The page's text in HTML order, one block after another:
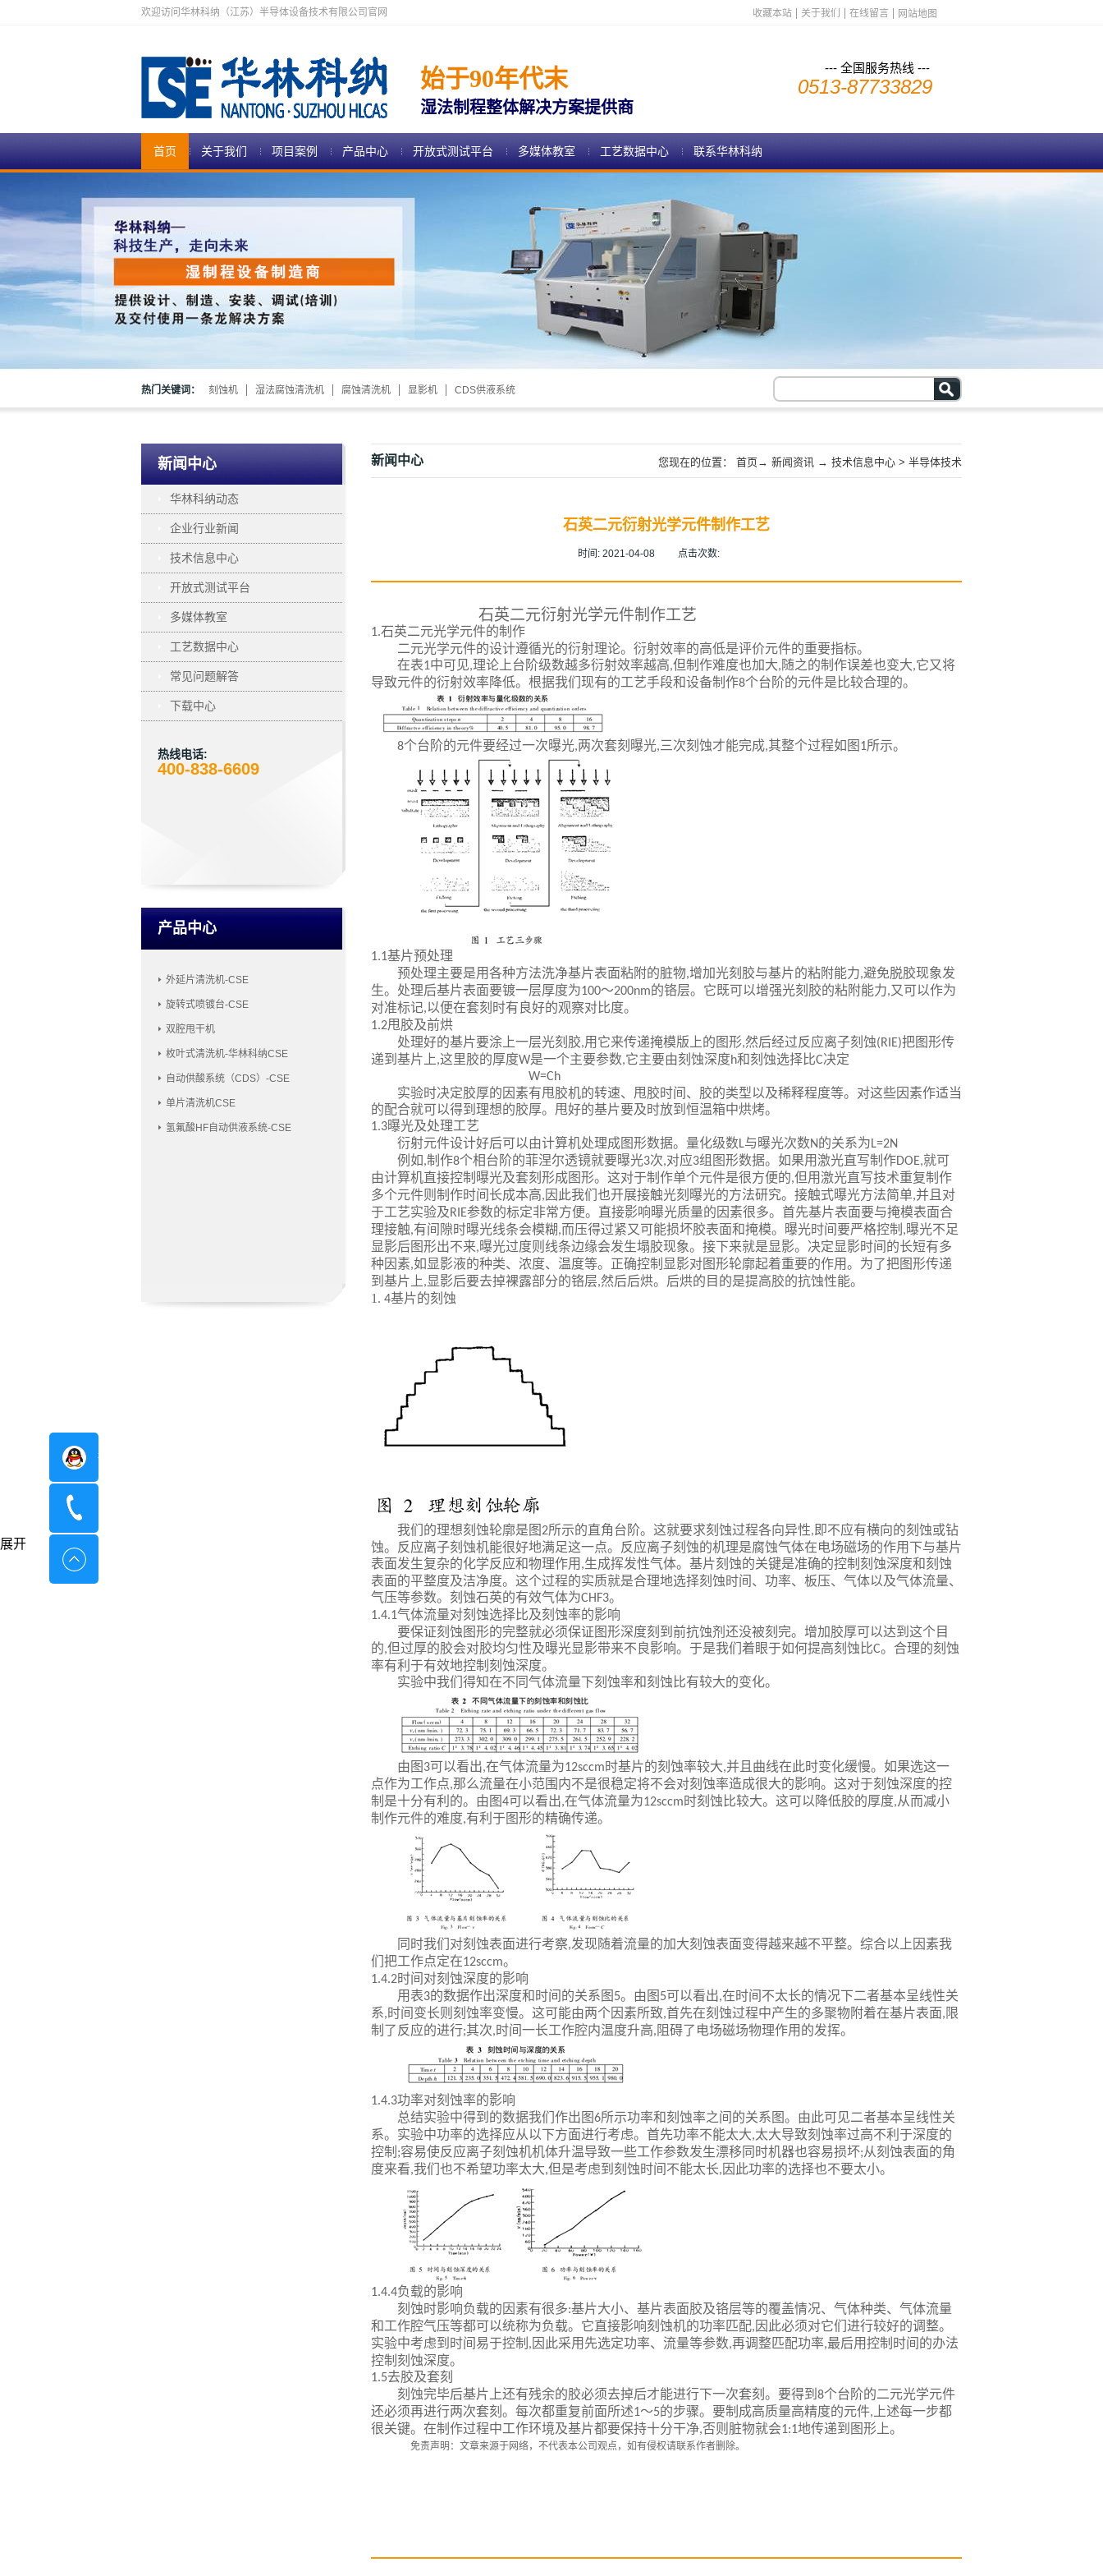
欢迎访问华林科纳（江苏）半导体设备技术有限公司官网 收藏本站 关于我们 在线留言 网站地图
始于90年代末
湿法制程整体解决方案提供商
--- 全国服务热线 ---
0513-87733829
首页 关于我们 项目案例 产品中心 开放式测试平台 多媒体教室 工艺数据中心 联系华林科纳
热门关键词： 刻蚀机 湿法腐蚀清洗机 腐蚀清洗机 显影机 CDS供液系统
新闻中心
华林科纳动态
企业行业新闻
技术信息中心
开放式测试平台
多媒体教室
工艺数据中心
常见问题解答
下载中心
热线电话:
400-838-6609
产品中心
外延片清洗机-CSE
旋转式喷镀台-CSE
双腔甩干机
枚叶式清洗机-华林科纳CSE
自动供酸系统（CDS）-CSE
单片清洗机CSE
氢氟酸HF自动供液系统-CSE
新闻中心 您现在的位置： 首页→ 新闻资讯 → 技术信息中心 > 半导体技术
石英二元衍射光学元件制作工艺
时间: 2021-04-08 点击次数:
石英二元衍射光学元件制作工艺
1.石英二元光学元件的制作
二元光学元件的设计遵循光的衍射理论。衍射效率的高低是评价元件的重要指标。
在表1中可见,理论上台阶级数越多衍射效率越高,但制作难度也加大, 随之的制作误差也变大,它又将
导致元件的衍射效率降低。根据我们现有的工艺手段和设备制作8个台阶的元件是比较合理的。
8个台阶的元件要经过一次曝光,两次套刻曝光,三次刻蚀才能完成,其整个过程如图 1所示。
1.1基片预处理
预处理主要是用各种方法洗净基片表面粘附的脏物,增加光刻胶与基片的粘附能力,避免脱胶现象发
生。处理后基片表面要镀一层厚度为100～200nm的铬层。它既可以增强光刻胶的粘附能力,又可以作为
对准标记,以便在套刻时有良好的观察对比度。
1.2甩胶及前烘
处理好的基片要涂上一层光刻胶,用它来传递掩模版上的图形,然后经过反应离子刻蚀(RIE)把图形传
递到基片上,这里胶的厚度W是一个主要参数,它主要由刻蚀深度h和刻蚀选择比C决定
W=Ch
实验时决定胶厚的因素有甩胶机的转速、甩胶时间、胶的类型以及稀释程度等。对这些因素作适当
的配合就可以得到理想的胶厚。甩好的基片要及时放到恒温箱中烘烤。
1.3曝光及处理工艺
衍射元件设计好后可以由计算机处理成图形数据。量化级数L与曝光次数N的关系为L=2N
例如,制作8个相台阶的菲涅尔透镜就要曝光3次,对应3组图形数据。如果用激光直写制作DOE,就可
由计算机直接控制曝光及套刻形成图形。这对于制作单个元件是很方便的,但用激光直写技术重复制作
多个元件则制作时间长成本高, 因此我们也开展接触光刻曝光的方法研究。接触式曝光方法简单,并且对
于工艺实验及RIE参数的标定非常方便。直接影响曝光质量的因素很多。首先基片表面要与掩模表面合
理接触,有间隙时曝光线条会模糊,而压得过紧又可能损坏胶表面和掩模。曝光时间要严格控制 ,曝光不足
显影后图形出不来,曝光过度则线条边缘会发生塌胶现象。接下来就是显影。决定显影时间的长短有多
种因素,如显影液的种类、浓度、温度等。正确控制显影对图形轮廓起着重要的作用。为了把图形传递
到基片上,显影后要去掉裸露部分的铬层,然后后烘。后烘的目的是提高胶的抗蚀性能。
1. 4基片的刻蚀
我们的理想刻蚀轮廓是图2所示的直角台阶。这就要求刻蚀过程各向异性, 即不应有横向的刻蚀或钻
蚀。反应离子刻蚀机能很好地满足这一点。反应离子刻蚀的机理是腐蚀气体在电场磁场的作用下与基片
表面发生复杂的化学反应和物理作用 ,生成挥发性气体。基片刻蚀的关键是准确的控制刻蚀深度和刻蚀
表面的平整度及洁净度。这个过程的实质就是合理地选择刻蚀时间、功率、板压、气体以及气体流量、
气压等参数。刻蚀石英的有效气体为CHF3。
1.4.1气体流量对刻蚀选择比及刻蚀率的影响
要保证刻蚀图形的完整就必须保证图形深度刻到前抗蚀剂还没被刻完。增加胶厚可以达到这个目
的,但过厚的胶会对胶均匀性及曝光显影带来不良影响。于是我们着眼于如何提高刻蚀比C。合理的刻蚀
率有利于有效地控制刻蚀深度。
实验中我们得知在不同气体流量下刻蚀率和刻蚀比有较大的变化。
由图 3可以看出,在气体流量为12sccm时基片的刻蚀率较大,并且曲线在此时变化缓慢。如果选这一
点作为工作点,那么流量在小范围内不是很稳定将不会对刻蚀率造成很大的影响。这对于刻蚀深度的控
制是十分有利的。由图4可以看出,在气体流量为12sccm时刻蚀比较大。这可以降低胶的厚度,从而减小
制作元件的难度,有利于图形的精确传递。
同时我们对刻蚀表面进行考察,发现随着流量的加大刻蚀表面变得越来越不平整。综合以上因素我
们把工作点定在12sccm。
1.4.2时间对刻蚀深度的影响
用表3的数据作出深度和时间的关系图 5。由图 5可以看出,在时间不太长的情况下二者基本呈线性关
系,时间变长则刻蚀率变慢。这可能由两个因素所致,首先在刻蚀过程中产生的多聚物附着在基片表面, 限
制了反应的进行;其次,时间一长工作腔内温度升高, 阻碍了电场磁场物理作用的发挥。
1.4.3功率对刻蚀率的影响
总结实验中得到的数据我们作出图6所示功率和刻蚀率之间的关系图。由此可见二者基本呈线性关
系。实验中功率的选择应从以下方面进行考虑。首先功率不能太大,太大导致刻蚀率过高不利于深度的
控制 ;容易使反应离子刻蚀机机体升温导致一些工作参数发生漂移同时机器也容易损坏;从刻蚀表面的角
度来看,我们也不希望功率太大,但是考虑到刻蚀时间不能太长, 因此功率的选择也不要太小。
1.4.4负载的影响
刻蚀时影响负载的因素有很多:基片大小、基片表面胶及铬层等的覆盖情况、气体种类、气体流量
和工作腔气压等都可以统称为负载。它直接影响刻蚀机的功率匹配, 因此必须对它们进行较好的调整。
实验中考虑到时间易于控制 , 因此采用先选定功率、流量等参数,再调整匹配功率,最后用控制时间的办法
控制刻蚀深度。
1.5去胶及套刻
刻蚀完毕后基片上还有残余的胶必须去掉后才能进行下一次套刻。要得到 8个台阶的二元光学元件
还必须再进行两次套刻。每次都重复前面所述1～5的步骤。要制成高质量高精度的元件, 上述每一步都
很关键。在制作过程中工作环境及基片都要保持十分干净,否则脏物就会1:1地传递到图形上。
免责声明：文章来源于网络， 不代表本公司观点， 如有侵权请联系作者删除。
在线咨询
展开